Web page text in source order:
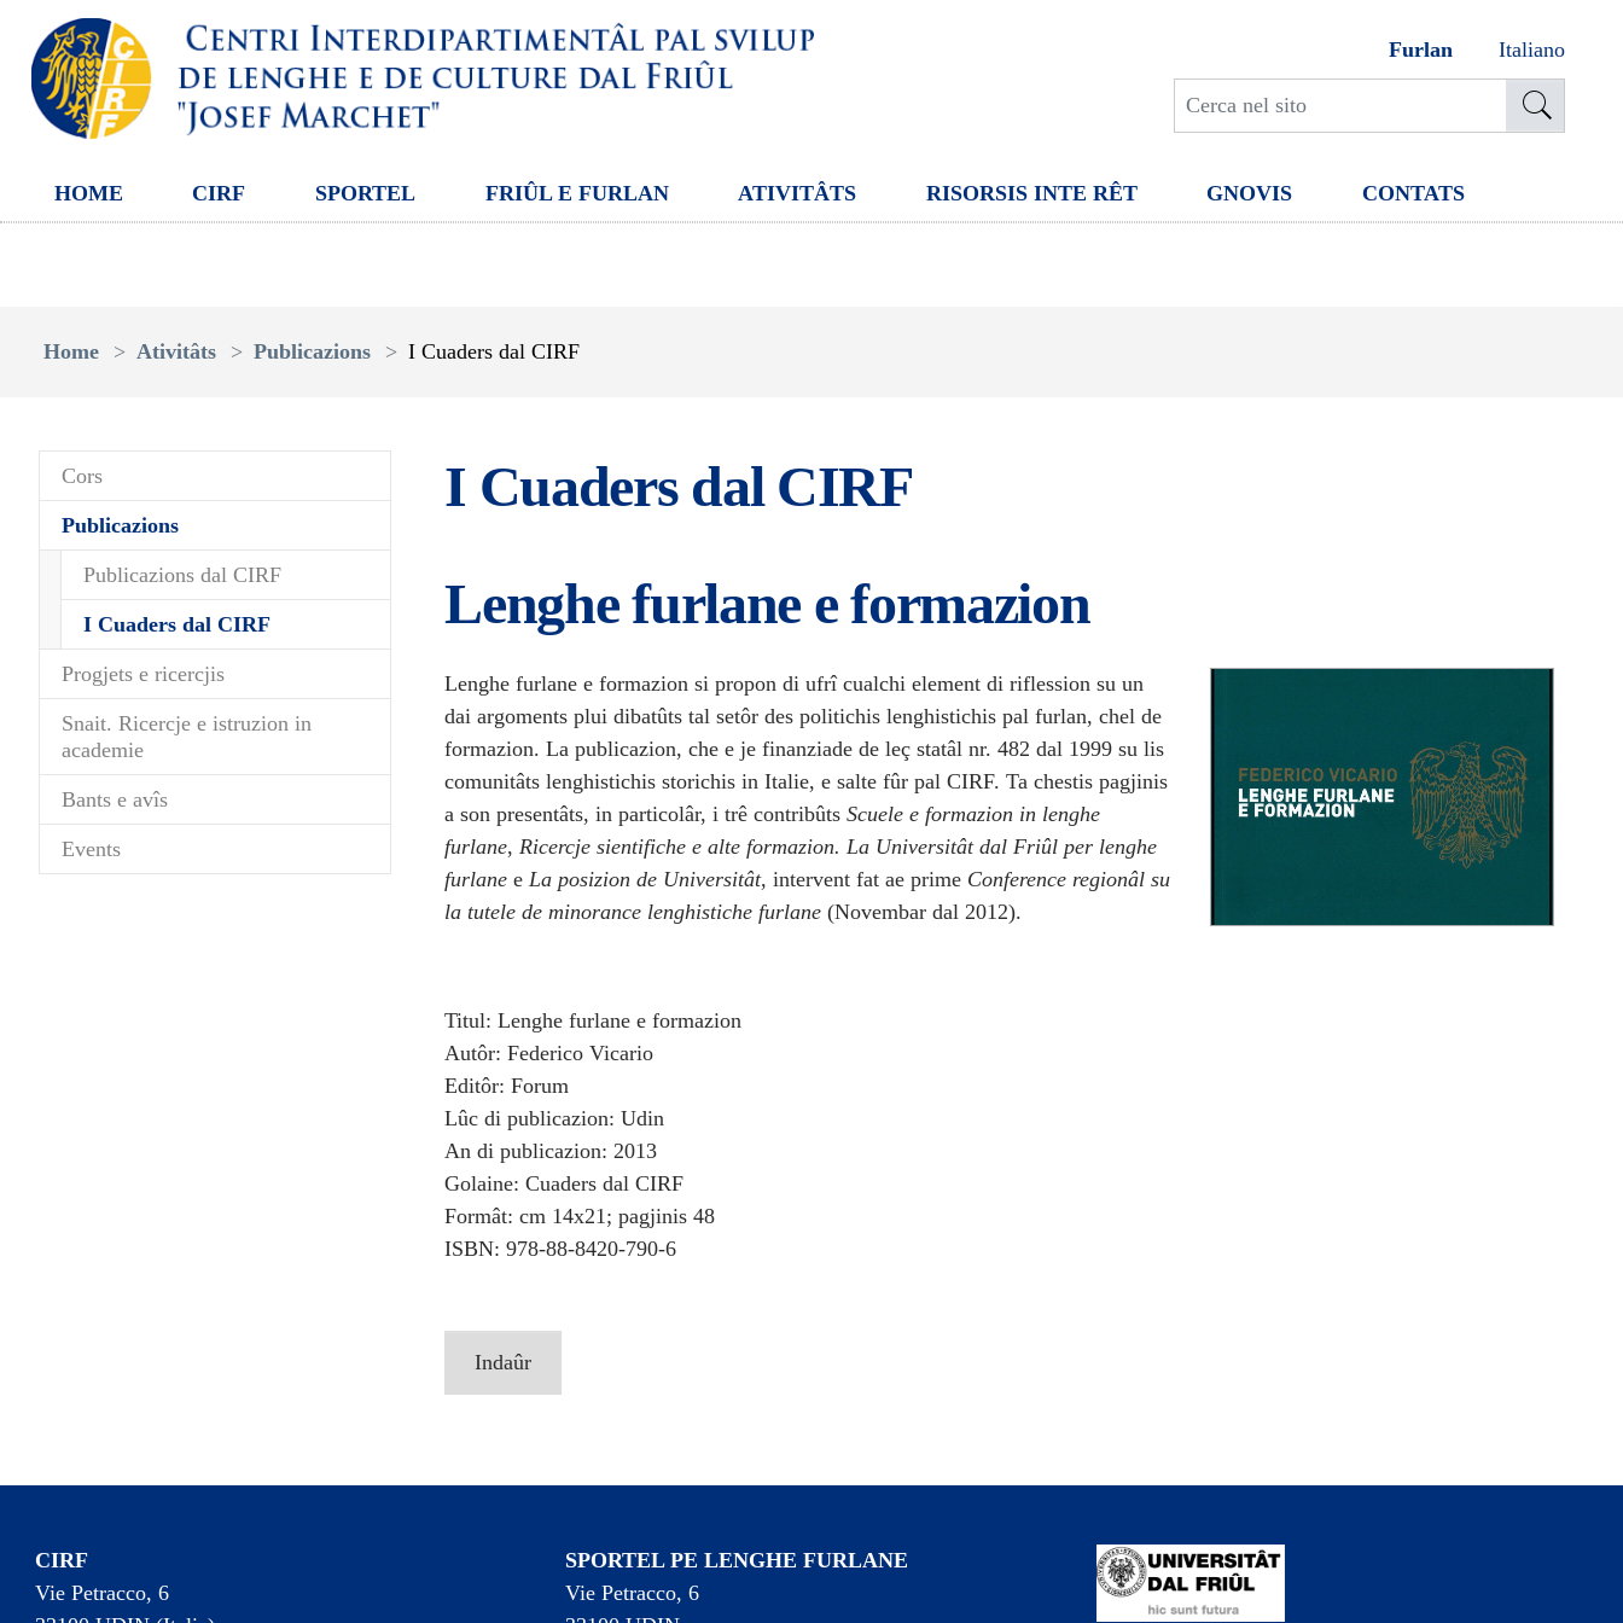
Furlan Italiano
HOME CIRF SPORTEL FRIÛL E FURLAN ATIVITÂTS RISORSIS INTE RÊT GNOVIS CONTATS
Home
Ativitâts Publicazions I Cuaders dal CIRF
Cors
Publicazions
Publicazions dal CIRF
I Cuaders dal CIRF(current)
Progjets e ricercjis
Snait. Ricercje e istruzion in
academie
Bants e avîs
Events
I Cuaders dal CIRF
Lenghe furlane e formazion
Lenghe furlane e formazion si propon di ufrî cualchi element di riflession su un
dai argoments plui dibatûts tal setôr des politichis lenghistichis pal furlan, chel de
formazion. La publicazion, che e je finanziade de leç statâl nr. 482 dal 1999 su lis
comunitâts lenghistichis storichis in Italie, e salte fûr pal CIRF. Ta chestis pagjinis
a son presentâts, in particolâr, i trê contribûtsScuele e formazion in lenghe
furlane, Ricercje sientifiche e alte formazion. La Universitât dal Friûl per lenghe
furlanee La posizion de Universitât, intervent fat ae prime Conference regionâl su
la tutele de minorance lenghistiche furlane(Novembar dal 2012).
Titul: Lenghe furlane e formazion
Autôr: Federico Vicario
Editôr: Forum
Lûc di publicazion: Udin
An di publicazion: 2013
Golaine: Cuaders dal CIRF
Formât: cm 14x21; pagjinis 48
ISBN: 978-88-8420-790-6
Indaûr
CIRF
Vie Petracco, 6
SPORTEL PE LENGHE FURLANE
Vie Petracco, 6